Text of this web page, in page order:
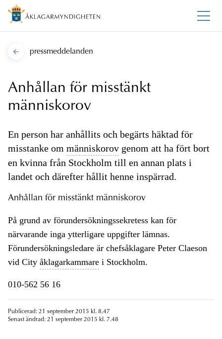
pressmeddelanden
Anhållan för misstänkt
människorov
En person har anhållits och begärts häktad för
misstanke om människorov genom att ha fört bort
en kvinna från Stockholm till en annan plats i
landet och därefter hållit henne inspärrad.
Anhållan för misstänkt människorov
På grund av förundersökningssekretess kan för
närvarande inga ytterligare uppgifter lämnas.
Förundersökningsledare är chefsåklagare Peter Claeson
vid City åklagarkammare i Stockholm.
010-562 56 16
Publicerad: 21 september 2015 kl. 8.47
Senast ändrad: 21 september 2015 kl. 7.48